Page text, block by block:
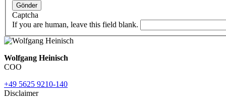
Gönder
Captcha
If you are human, leave this field blank.
Wolfgang Heinisch
COO
+49 5625 9210-140
Disclaimer